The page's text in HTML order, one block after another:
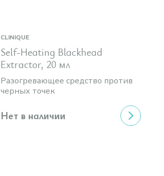
CLINIQUE
Self-Heating Blackhead
Extractor, 20 мл
Разогревающее средство против
черных точек
Нет в наличии